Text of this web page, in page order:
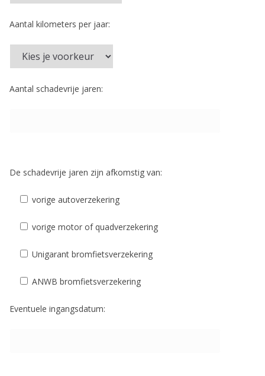
Aantal kilometers per jaar:
Aantal schadevrije jaren:
De schadevrije jaren zijn afkomstig van:
vorige autoverzekering
vorige motor of quadverzekering
Unigarant bromfietsverzekering
ANWB bromfietsverzekering
Eventuele ingangsdatum: